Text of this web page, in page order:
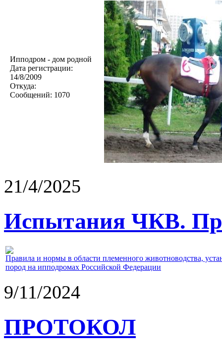
Ипподром - дом родной
Дата регистрации:
14/8/2009
Откуда:
Сообщений: 1070
21/4/2025
Испытания ЧКВ.
Правила и нормы в области племенного животноводства,
пород на ипподромах Российской Федерации
9/11/2024
ПРОТОКОЛ